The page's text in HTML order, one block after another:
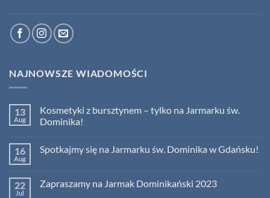
NAJNOWSZE WIADOMOŚCI
13
Aug
Kosmetyki z bursztynem – tylko na Jarmarku św.
Dominika!
on
Kosmetyki
–
tylko
16
Aug
Spotkajmy się na Jarmarku św. Dominika w Gdańsku!
Spotkajmy
22
Jul
Zapraszamy na Jarmak Dominikański 2023